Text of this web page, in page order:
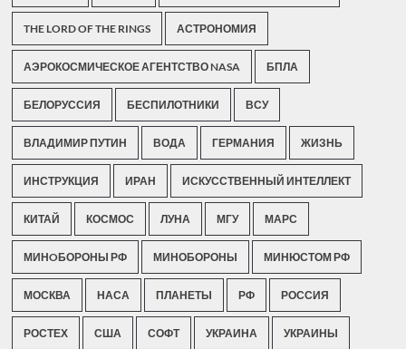
THE LORD OF THE RINGS АСТРОНОМИЯ
АЭРОКОСМИЧЕСКОЕ АГЕНТСТВО NASA БПЛА
БЕЛОРУССИЯ БЕСПИЛОТНИКИ ВСУ
ВЛАДИМИР ПУТИН ВОДА ГЕРМАНИЯ ЖИЗНЬ
ИНСТРУКЦИЯ ИРАН ИСКУССТВЕННЫЙ ИНТЕЛЛЕКТ
КИТАЙ КОСМОС ЛУНА МГУ МАРС
МИНOБОРОНЫ РФ МИНОБОРОНЫ МИНЮСТОМ РФ
МОСКВА НАСА ПЛАНЕТЫ РФ РОССИЯ
РОСТЕХ США СОФТ УКРАИНА УКРАИНЫ